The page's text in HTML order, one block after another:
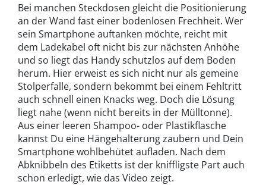
Bei manchen Steckdosen gleicht die Positionierung
an der Wand fast einer bodenlosen Frechheit. Wer
sein Smartphone auftanken möchte, reicht mit
dem Ladekabel oft nicht bis zur nächsten Anhöhe
und so liegt das Handy schutzlos auf dem Boden
herum. Hier erweist es sich nicht nur als gemeine
Stolperfalle, sondern bekommt bei einem Fehltritt
auch schnell einen Knacks weg. Doch die Lösung
liegt nahe (wenn nicht bereits in der Mülltonne).
Aus einer leeren Shampoo- oder Plastikflasche
kannst Du eine Hängehalterung zaubern und Dein
Smartphone wohlbehütet aufladen. Nach dem
Abknibbeln des Etiketts ist der kniffligste Part auch
schon erledigt, wie das Video zeigt.